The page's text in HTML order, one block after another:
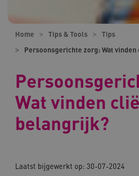
Home Tips & Tools
Tips
Persoonsgerichte zorg: Wat
Wat vinden
belangrijk?
Laatst bijgewerkt op: 30-07-2024